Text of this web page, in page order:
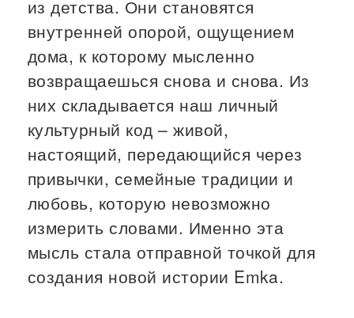
из детства. Они становятся
внутренней опорой, ощущением
дома, к которому мысленно
возвращаешься снова и снова. Из
них складывается наш личный
культурный код – живой,
настоящий, передающийся через
привычки, семейные традиции и
любовь, которую невозможно
измерить словами. Именно эта
мысль стала отправной точкой для
создания новой истории Emka.